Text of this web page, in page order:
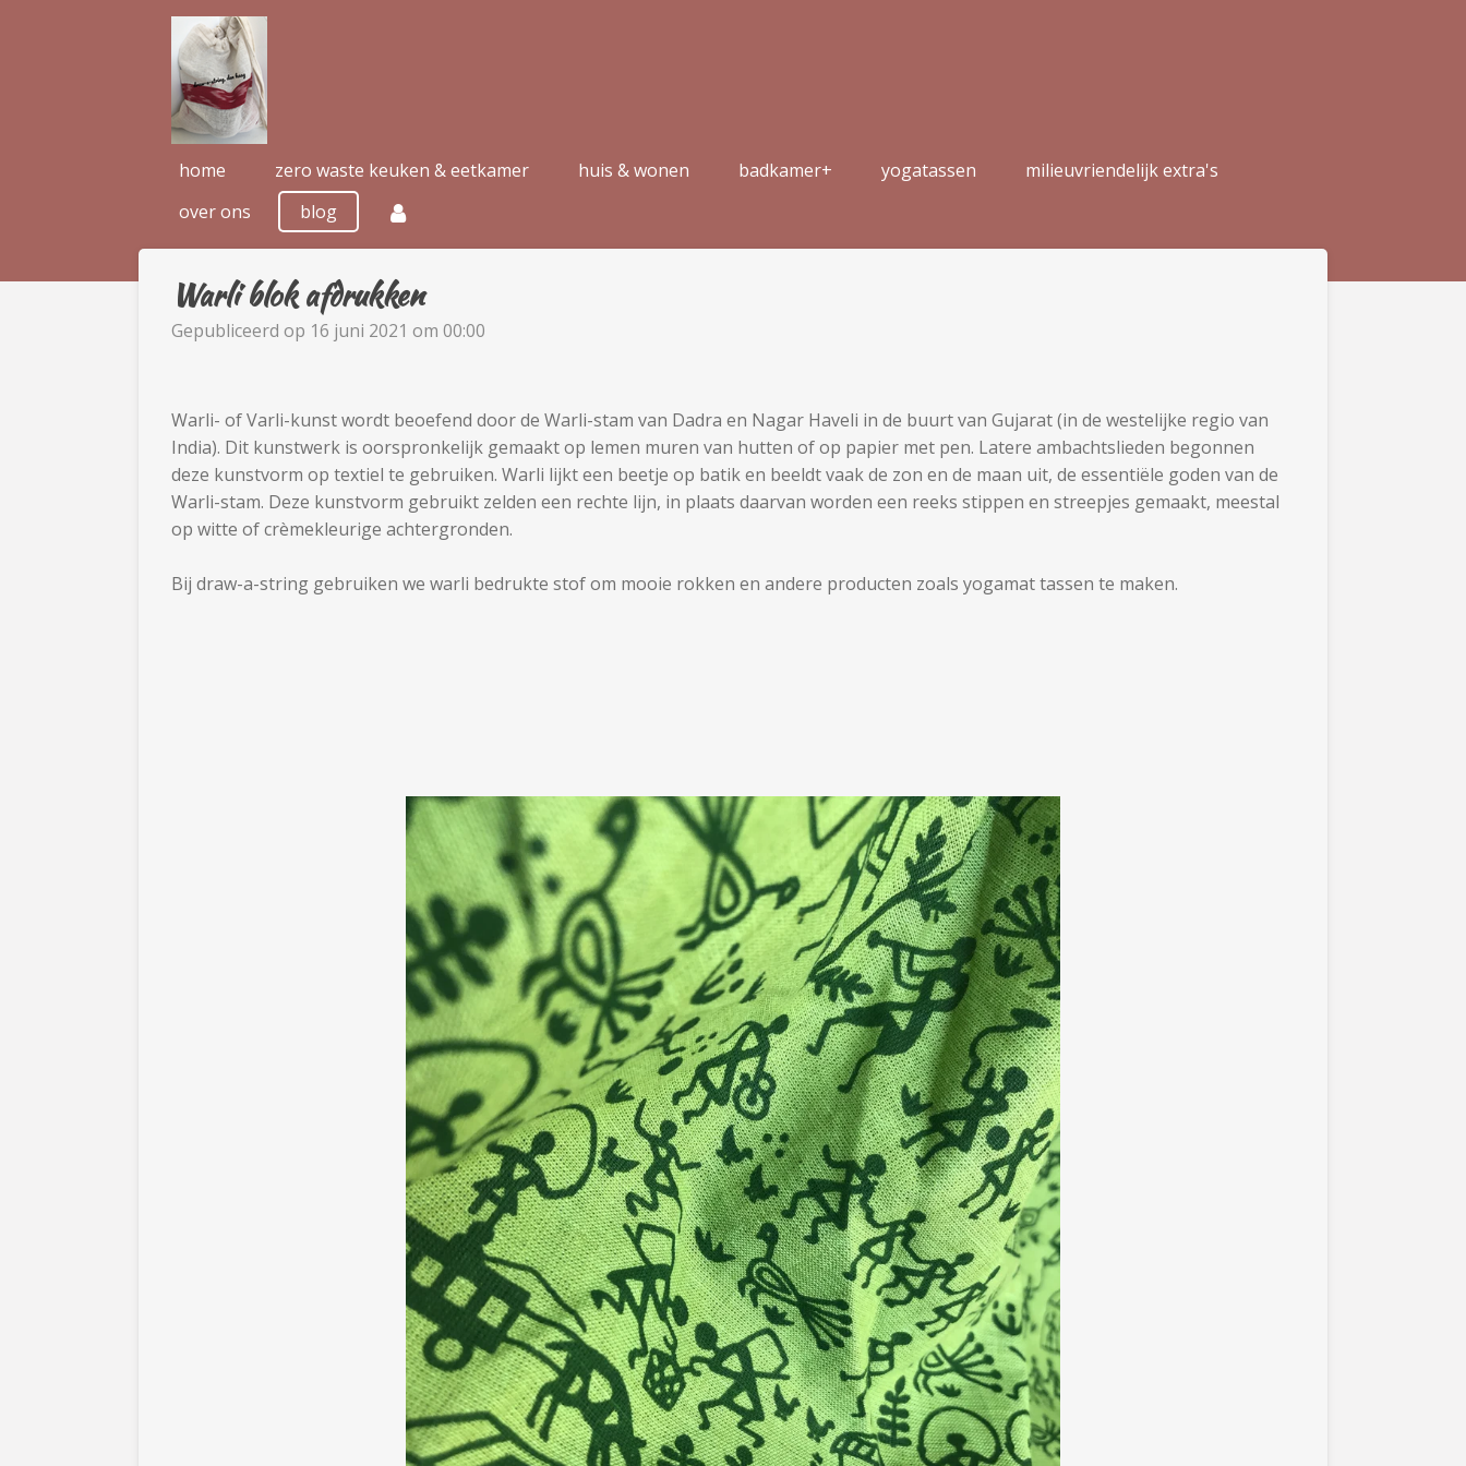
home zero waste keuken & eetkamer huis & wonen badkamer+ yogatassen
milieuvriendelijk extra's
over ons
blog
Warli blok afdrukken
Gepubliceerd op 16 juni 2021 om 00:00
Warli- of Varli-kunst wordt beoefend door de Warli-stam van Dadra en Nagar Haveli in de buurt van Gujarat (in de westelijke regio van
India). Dit kunstwerk is oorspronkelijk gemaakt op lemen muren van hutten of op papier met pen. Latere ambachtslieden begonnen
deze kunstvorm op textiel te gebruiken. Warli lijkt een beetje op batik en beeldt vaak de zon en de maan uit, de essentiële goden van de
Warli-stam. Deze kunstvorm gebruikt zelden een rechte lijn, in plaats daarvan worden een reeks stippen en streepjes gemaakt, meestal
op witte of crèmekleurige achtergronden.
Bij draw-a-string gebruiken we warli bedrukte stof om mooie rokken en andere producten zoals yogamat tassen te maken.